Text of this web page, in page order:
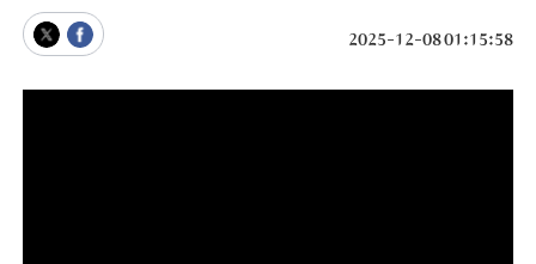
01:15:58 2025-12-08